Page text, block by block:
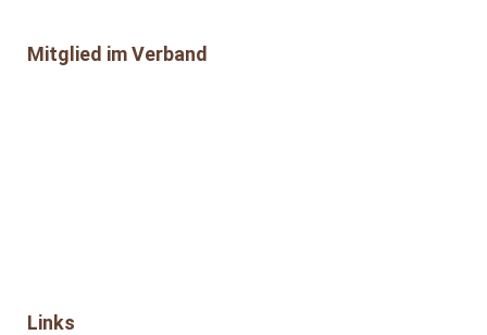
Mitglied im Verband
Links